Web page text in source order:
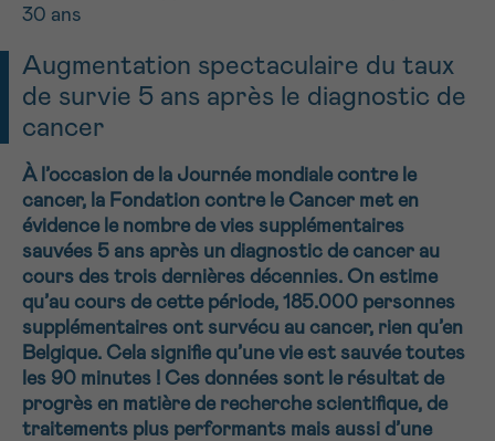
30 ans
Augmentation spectaculaire du taux
de survie 5 ans après le diagnostic de
cancer
À l’occasion de la Journée mondiale contre le
cancer, la Fondation contre le Cancer met en
évidence le nombre de vies supplémentaires
sauvées 5 ans après un diagnostic de cancer au
cours des trois dernières décennies. On estime
qu’au cours de cette période, 185.000 personnes
supplémentaires ont survécu au cancer, rien qu’en
Belgique. Cela signifie qu’une vie est sauvée toutes
les 90 minutes ! Ces données sont le résultat de
progrès en matière de recherche scientifique, de
traitements plus performants mais aussi d’une
Par téléphone
0800 15 801 lu-ve 9h à 18h
Je souhaite être rappelé.e
En savoir plus sur Cancerinfo
NOM
PRÉNOM
E-MAIL
VOTRE QUESTION